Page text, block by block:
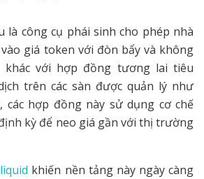
là công cụ phái sinh cho phép nhà
giá token với đòn bẩy và không
khác với hợp đồng tương lai tiêu
trên các sàn được quản lý như
các hợp đồng này sử dụng cơ chế
kỳ để neo giá gần với thị trường
khiến nền tảng này ngày càng